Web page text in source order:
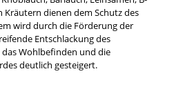
dienen dem Schutz des
wird durch die Förderung der
Entschlackung des
Wohlbefinden und die
deutlich gesteigert.